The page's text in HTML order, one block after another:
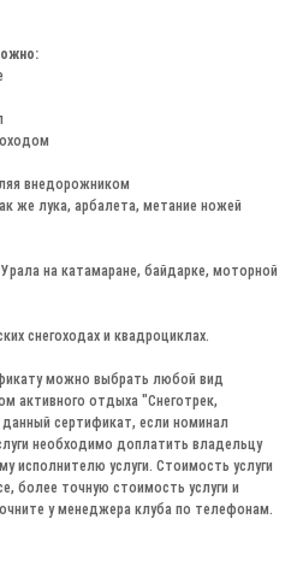
внедорожником
же лука, арбалета, метание ножей
на катамаране, байдарке, моторной
снегоходах и квадроциклах.
можно выбрать любой вид
активного отдыха "Снеготрек,
сертификат, если номинал
необходимо доплатить владельцу
исполнителю услуги. Стоимость услуги
более точную стоимость услуги и
у менеджера клуба по телефонам.